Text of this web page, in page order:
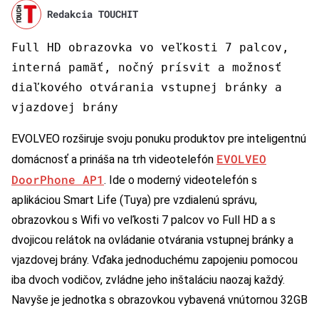
Redakcia TOUCHIT
Full HD obrazovka vo veľkosti 7 palcov,
interná pamäť, nočný prísvit a možnosť
diaľkového otvárania vstupnej bránky a
vjazdovej brány
EVOLVEO rozširuje svoju ponuku produktov pre inteligentnú
domácnosť a prináša na trh videotelefón EVOLVEO
DoorPhone AP1. Ide o moderný videotelefón s
aplikáciou Smart Life (Tuya) pre vzdialenú správu,
obrazovkou s Wifi vo veľkosti 7 palcov vo Full HD a s
dvojicou relátok na ovládanie otvárania vstupnej bránky a
vjazdovej brány. Vďaka jednoduchému zapojeniu pomocou
iba dvoch vodičov, zvládne jeho inštaláciu naozaj každý.
Navyše je jednotka s obrazovkou vybavená vnútornou 32GB